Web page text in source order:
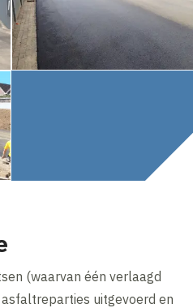
(waarvan één verlaagd
uitgevoerd en